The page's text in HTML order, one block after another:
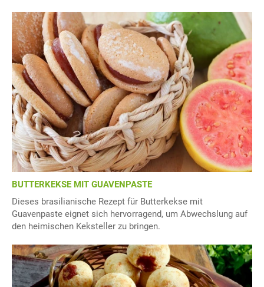
BUTTERKEKSE MIT GUAVENPASTE
Dieses brasilianische Rezept für Butterkekse mit
Guavenpaste eignet sich hervorragend, um Abwechslung auf
den heimischen Keksteller zu bringen.